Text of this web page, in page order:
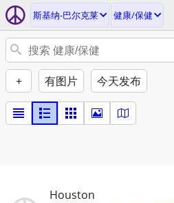
斯基纳-巴尔克莱 健康/保健
+ 有图片 今天发布
Houston